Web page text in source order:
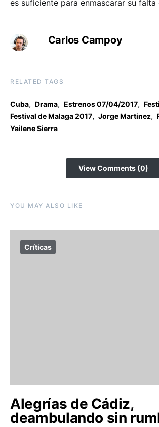
es suficiente para enmascarar su falta
Carlos Campoy
RELATED TAGS
Cuba, Drama, Estrenos 07/04/2017,
Festival de Malaga 2017, Jorge Martinez,
Yailene Sierra
View Comments (0)
YOU MAY ALSO LIKE
Críticas
Alegrías de Cádiz,
deambulando sin